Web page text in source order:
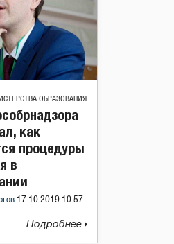
ОБРАЗОВАНИЯ
как
процедуры
в
17.10.2019 10:57
Подробнее